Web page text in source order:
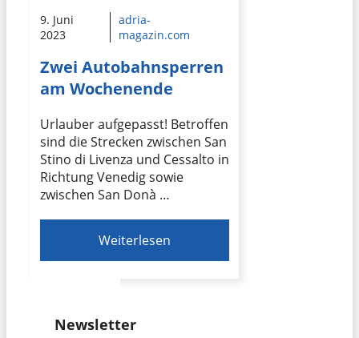
9. Juni
2023
adria-
magazin.com
Zwei Autobahnsperren
am Wochenende
Urlauber aufgepasst! Betroffen
sind die Strecken zwischen San
Stino di Livenza und Cessalto in
Richtung Venedig sowie
zwischen San Donà …
Weiterlesen
Newsletter